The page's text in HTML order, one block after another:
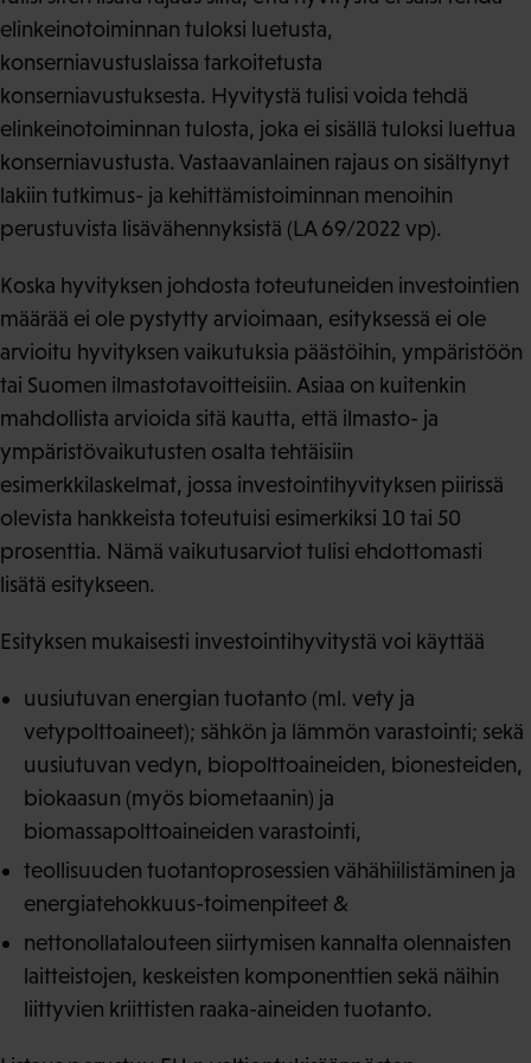
elinkeinotoiminnan tuloksi luetusta,
konserniavustuslaissa tarkoitetusta
konserniavustuksesta. Hyvitystä tulisi voida tehdä
elinkeinotoiminnan tulosta, joka ei sisällä tuloksi luettua
konserniavustusta. Vastaavanlainen rajaus on sisältynyt
lakiin tutkimus- ja kehittämistoiminnan menoihin
perustuvista lisävähennyksistä (LA 69/2022 vp).
Koska hyvityksen johdosta toteutuneiden investointien
määrää ei ole pystytty arvioimaan, esityksessä ei ole
arvioitu hyvityksen vaikutuksia päästöihin, ympäristöön
tai Suomen ilmastotavoitteisiin. Asiaa on kuitenkin
mahdollista arvioida sitä kautta, että ilmasto- ja
ympäristövaikutusten osalta tehtäisiin
esimerkkilaskelmat, jossa investointihyvityksen piirissä
olevista hankkeista toteutuisi esimerkiksi 10 tai 50
prosenttia. Nämä vaikutusarviot tulisi ehdottomasti
lisätä esitykseen.
Esityksen mukaisesti investointihyvitystä voi käyttää
uusiutuvan energian tuotanto (ml. vety ja
vetypolttoaineet); sähkön ja lämmön varastointi; sekä
uusiutuvan vedyn, biopolttoaineiden, bionesteiden,
biokaasun (myös biometaanin) ja
biomassapolttoaineiden varastointi,
teollisuuden tuotantoprosessien vähähiilistäminen ja
energiatehokkuus-toimenpiteet &
nettonollatalouteen siirtymisen kannalta olennaisten
laitteistojen, keskeisten komponenttien sekä näihin
liittyvien kriittisten raaka-aineiden tuotanto.